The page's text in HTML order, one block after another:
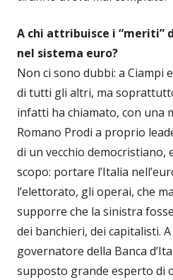
A chi attribuisce i “meriti”
nel sistema euro?
Non ci sono dubbi: a Ciampi
di tutti gli altri, ma
infatti ha chiamato, con una
Romano Prodi a proprio
di un vecchio democristiano,
scopo: portare l’Italia
l’elettorato, gli operai, che
supporre che la sinistra
dei banchieri, dei capitalisti.
governatore della Banca
supposto grande esperto di